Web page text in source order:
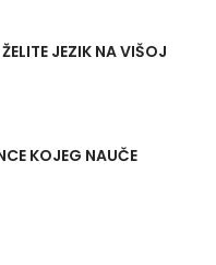
JEZIK NA VIŠOJ
KOJEG NAUČE